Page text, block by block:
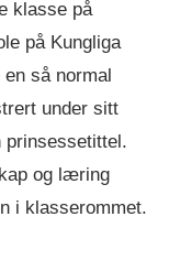
klasse på
på Kungliga
så normal
under sitt
prinsessetittel.
og læring
i klasserommet.